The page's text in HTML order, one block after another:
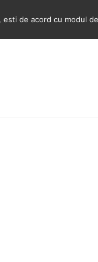
de acord cu modul